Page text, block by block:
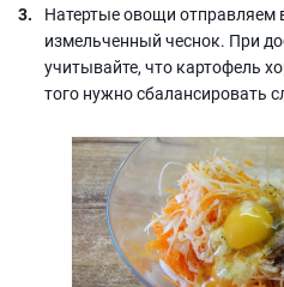
Натертые овощи отправляем
измельченный чеснок. При
учитывайте, что картофель
того нужно сбалансировать